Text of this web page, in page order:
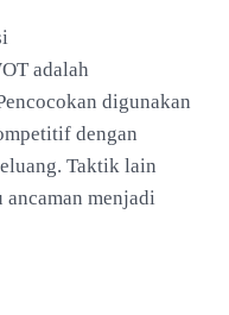
adalah
digunakan
dengan
Taktik lain
ancaman menjadi